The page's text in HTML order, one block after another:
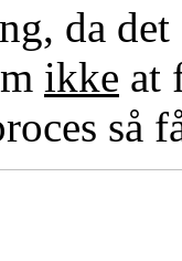
da
ikke at
så